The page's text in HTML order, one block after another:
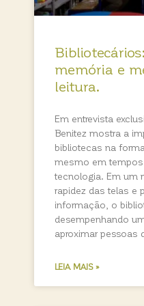
memória e
leitura.
Em entrevista
Benitez mostra a
bibliotecas na
mesmo em
tecnologia. Em um
rapidez das telas e
informação, o
desempenhando
aproximar pessoas
LEIA MAIS »